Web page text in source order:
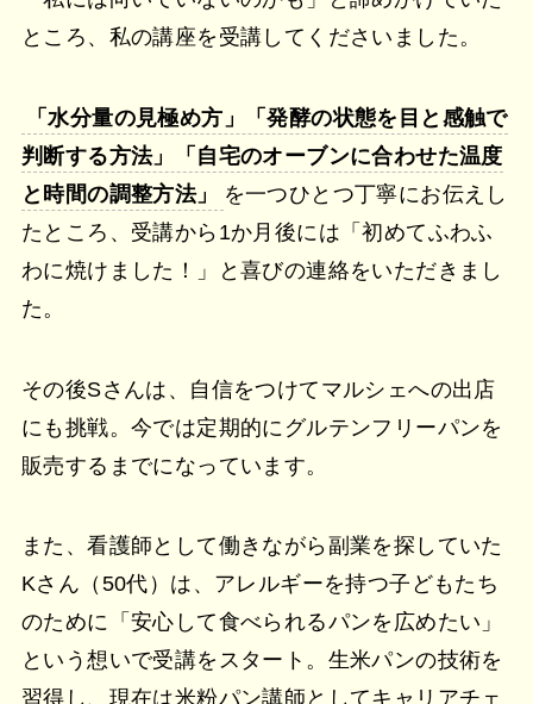
ところ、私の講座を受講してくださいました。
「水分量の見極め方」「発酵の状態を目と感触で
判断する方法」「自宅のオーブンに合わせた温度
と時間の調整方法」
を一つひとつ丁寧にお伝えし
たところ、受講から1か月後には「初めてふわふ
わに焼けました！」と喜びの連絡をいただきまし
た。
その後Sさんは、自信をつけてマルシェへの出店
にも挑戦。今では定期的にグルテンフリーパンを
販売するまでになっています。
また、看護師として働きながら副業を探していた
Kさん（50代）は、アレルギーを持つ子どもたち
のために「安心して食べられるパンを広めたい」
という想いで受講をスタート。生米パンの技術を
習得し、現在は米粉パン講師としてキャリアチェ